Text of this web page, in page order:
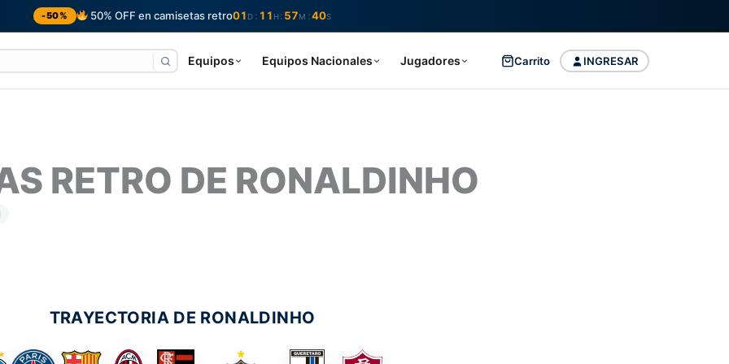
-50% 50% OFF en camisetas retro01 D : 11 H : 57M :39S
Equipos Equipos Nacionales Jugadores INGRESAR
Carrito
RETRO DE RONALDINHO
TRAYECTORIA DE RONALDINHO